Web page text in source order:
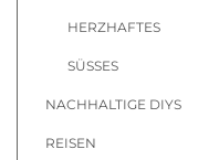
HERZHAFTES
SÜSSES
NACHHALTIGE DIYS
REISEN